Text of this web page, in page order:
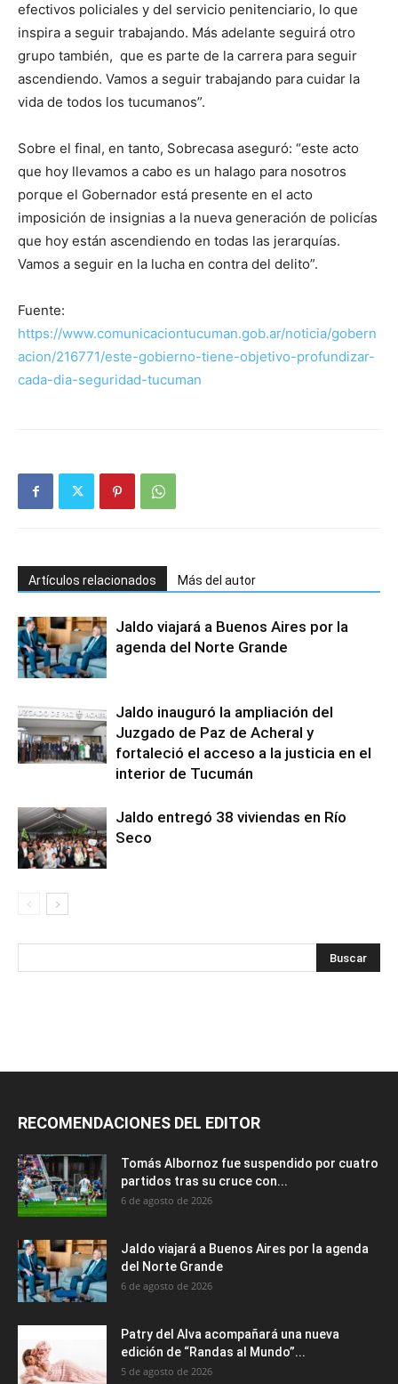
efectivos policiales y del servicio penitenciario, lo que
inspira a seguir trabajando. Más adelante seguirá otro
grupo también, que es parte de la carrera para seguir
ascendiendo. Vamos a seguir trabajando para cuidar la
vida de todos los tucumanos”.
Sobre el final, en tanto, Sobrecasa aseguró: “este acto
que hoy llevamos a cabo es un halago para nosotros
porque el Gobernador está presente en el acto
imposición de insignias a la nueva generación de policías
que hoy están ascendiendo en todas las jerarquías.
Vamos a seguir en la lucha en contra del delito”.
Fuente:
https://www.comunicaciontucuman.gob.ar/noticia/gobern
acion/216771/este-gobierno-tiene-objetivo-profundizar-
cada-dia-seguridad-tucuman
Artículos relacionados Más del autor
Jaldo viajará a Buenos Aires por la
agenda del Norte Grande
Jaldo inauguró la ampliación del
Juzgado de Paz de Acheral y
fortaleció el acceso a la justicia en el
interior de Tucumán
Jaldo entregó 38 viviendas en Río
Seco
RECOMENDACIONES DEL EDITOR
Tomás Albornoz fue suspendido por cuatro
partidos tras su cruce con...
6 de agosto de 2026
Jaldo viajará a Buenos Aires por la agenda
del Norte Grande
6 de agosto de 2026
Patry del Alva acompañará una nueva
edición de “Randas al Mundo”...
5 de agosto de 2026